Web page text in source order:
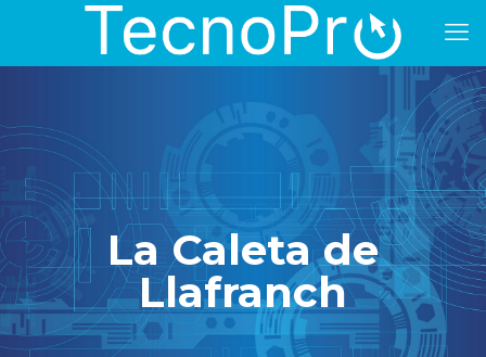
La Caleta de
Llafranch